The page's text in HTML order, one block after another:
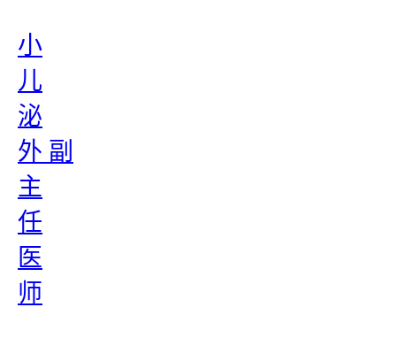
小
儿
泌
外 副
主
任
医
师